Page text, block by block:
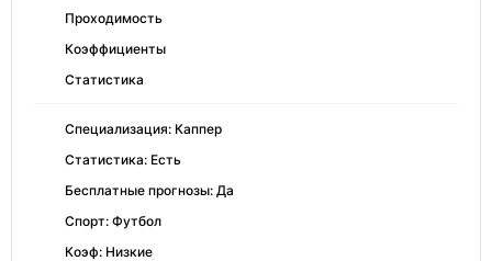
Проходимость
Коэффициенты
Статистика
Специализация: Каппер
Статистика: Есть
Бесплатные прогнозы: Да
Спорт: Футбол
Коэф: Низкие